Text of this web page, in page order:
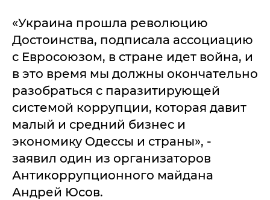
«Украина прошла революцию
Достоинства, подписала ассоциацию
с Евросоюзом, в стране идет война, и
в это время мы должны окончательно
разобраться с паразитирующей
системой коррупции, которая давит
малый и средний бизнес и
экономику Одессы и страны», -
заявил один из организаторов
Антикоррупционного майдана
Андрей Юсов.